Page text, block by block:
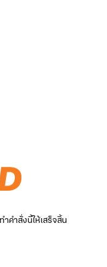
คำสั่งนี้ให้เสร็จสิ้น